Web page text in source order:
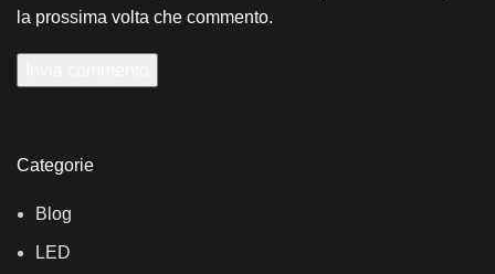
la prossima volta che commento.
Categorie
Blog
LED